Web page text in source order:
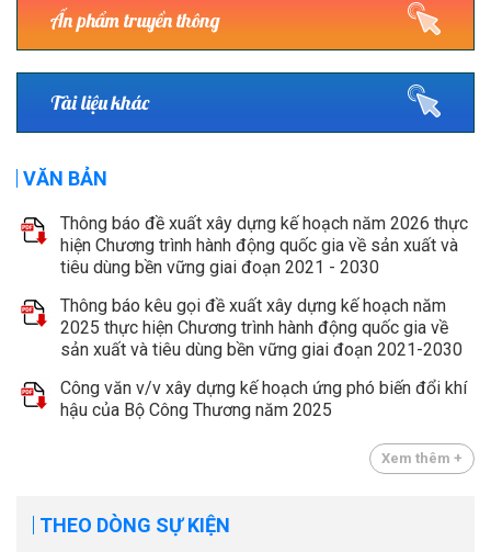
Ấn phẩm truyền thông
Tài liệu khác
VĂN BẢN
Thông báo đề xuất xây dựng kế hoạch năm 2026 thực
hiện Chương trình hành động quốc gia về sản xuất và
tiêu dùng bền vững giai đoạn 2021 - 2030
Thông báo kêu gọi đề xuất xây dựng kế hoạch năm
2025 thực hiện Chương trình hành động quốc gia về
sản xuất và tiêu dùng bền vững giai đoạn 2021-2030
Công văn v/v xây dựng kế hoạch ứng phó biến đổi khí
hậu của Bộ Công Thương năm 2025
Xem thêm +
THEO DÒNG SỰ KIỆN